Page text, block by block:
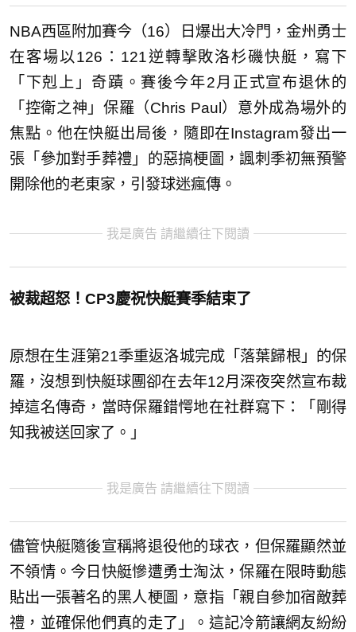
NBA西區附加賽今（16）日爆出大冷門，金州勇士
在客場以126：121逆轉擊敗洛杉磯快艇，寫下
「下剋上」奇蹟。賽後今年2月正式宣布退休的
「控衛之神」保羅（Chris Paul）意外成為場外的
焦點。他在快艇出局後，隨即在Instagram發出一
張「參加對手葬禮」的惡搞梗圖，諷刺季初無預警
開除他的老東家，引發球迷瘋傳。
我是廣告 請繼續往下閱讀
被裁超怒！CP3慶祝快艇賽季結束了
原想在生涯第21季重返洛城完成「落葉歸根」的保
羅，沒想到快艇球團卻在去年12月深夜突然宣布裁
掉這名傳奇，當時保羅錯愕地在社群寫下：「剛得
知我被送回家了。」
我是廣告 請繼續往下閱讀
儘管快艇隨後宣稱將退役他的球衣，但保羅顯然並
不領情。今日快艇慘遭勇士淘汰，保羅在限時動態
貼出一張著名的黑人梗圖，意指「親自參加宿敵葬
禮，並確保他們真的走了」。這記冷箭讓網友紛紛